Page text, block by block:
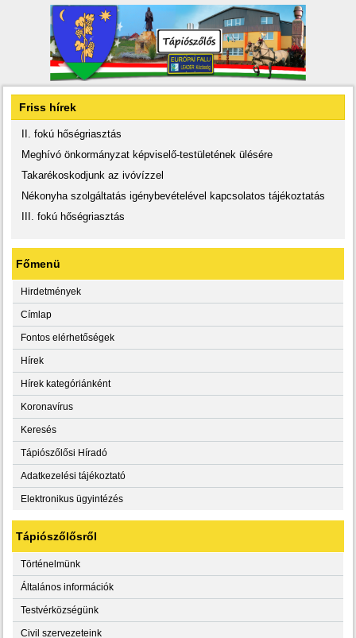
Friss hírek
II. fokú hőségriasztás
Meghívó önkormányzat képviselő-testületének ülésére
Takarékoskodjunk az ivóvízzel
Nékonyha szolgáltatás igénybevételével kapcsolatos tájékoztatás
III. fokú hőségriasztás
Főmenü
Hirdetmények
Címlap
Fontos elérhetőségek
Hírek
Hírek kategóriánként
Koronavírus
Keresés
Tápiószőlősi Híradó
Adatkezelési tájékoztató
Elektronikus ügyintézés
Tápiószőlősről
Történelmünk
Általános információk
Testvérközségünk
Civil szervezeteink